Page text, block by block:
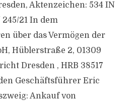
Aktenzeichen: 534 IN
245/21 In dem
über das Vermögen der
Hüblerstraße 2, 01309
Dresden , HRB 38517
Geschäftsführer Eric
Ankauf von